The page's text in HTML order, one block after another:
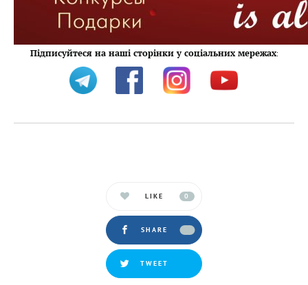
Підписуйтеся на наші сторінки у соціальних мережах:
LIKE 0
SHARE
TWEET